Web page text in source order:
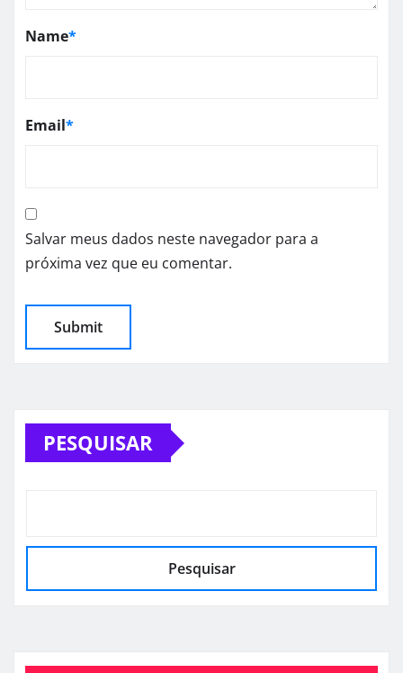
Name*
Email*
Salvar meus dados neste navegador para a
próxima vez que eu comentar.
PESQUISAR
Pesquisar